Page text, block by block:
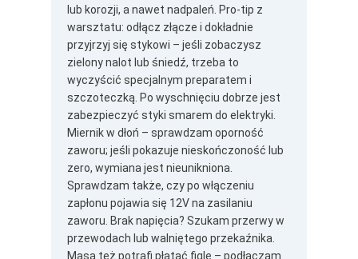
lub korozji, a nawet nadpaleń. Pro-tip z
warsztatu: odłącz złącze i dokładnie
przyjrzyj się stykowi – jeśli zobaczysz
zielony nalot lub śniedź, trzeba to
wyczyścić specjalnym preparatem i
szczoteczką. Po wyschnięciu dobrze jest
zabezpieczyć styki smarem do elektryki.
Miernik w dłoń – sprawdzam oporność
zaworu; jeśli pokazuje nieskończoność lub
zero, wymiana jest nieunikniona.
Sprawdzam także, czy po włączeniu
zapłonu pojawia się 12V na zasilaniu
zaworu. Brak napięcia? Szukam przerwy w
przewodach lub walniętego przekaźnika.
Masa też potrafi płatać figle – podłączam